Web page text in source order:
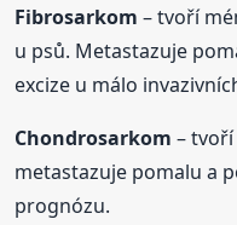
Fibrosarkom – tvoří
u psů. Metastazuje
excize u málo
Chondrosarkom –
metastazuje pomalu a
prognózu.